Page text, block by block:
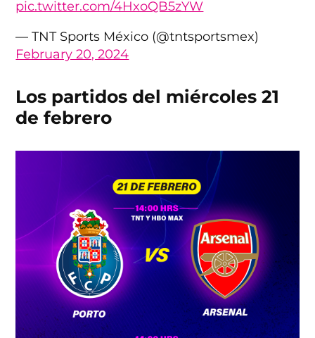
pic.twitter.com/4HxoQB5zYW
— TNT Sports México (@tntsportsmex)
February 20, 2024
Los partidos del miércoles 21
de febrero